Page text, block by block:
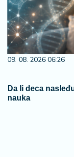
09. 08. 2026 06:26
Da li deca
nauka